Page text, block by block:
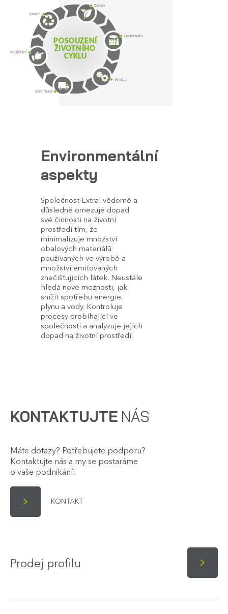
Environmentální
aspekty
Společnost Extral vědomě a
důsledně omezuje dopad
své činnosti na životní
prostředí tím, že
minimalizuje množství
obalových materiálů
používaných ve výrobě a
množství emitovaných
znečišťujících látek. Neustále
hledá nové možnosti, jak
snížit spotřebu energie,
plynu a vody. Kontroluje
procesy probíhající ve
společnosti a analyzuje jejich
dopad na životní prostředí.
KONTAKTUJTE NÁS
Máte dotazy? Potřebujete podporu?
Kontaktujte nás a my se postaráme
o vaše podnikání!
KONTAKT
Prodej profilu